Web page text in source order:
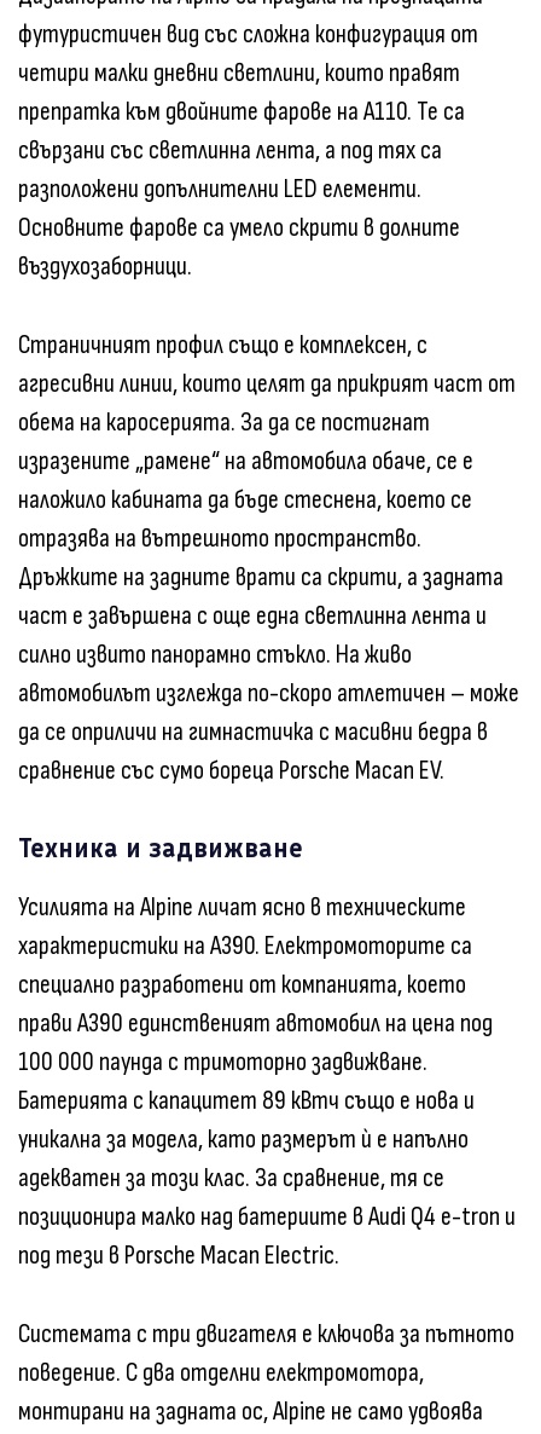
футуристичен вид със сложна конфигурация от
четири малки дневни светлини, които правят
препратка към двойните фарове на A110. Те са
свързани със светлинна лента, а под тях са
разположени допълнителни LED елементи.
Основните фарове са умело скрити в долните
въздухозаборници.
Страничният профил също е комплексен, с
агресивни линии, които целят да прикрият част от
обема на каросерията. За да се постигнат
изразените „рамене“ на автомобила обаче, се е
наложило кабината да бъде стеснена, което се
отразява на вътрешното пространство.
Дръжките на задните врати са скрити, а задната
част е завършена с още една светлинна лента и
силно извито панорамно стъкло. На живо
автомобилът изглежда по-скоро атлетичен – може
да се оприличи на гимнастичка с масивни бедра в
сравнение със сумо бореца Porsche Macan EV.
Техника и задвижване
Усилията на Alpine личат ясно в техническите
характеристики на A390. Електромоторите са
специално разработени от компанията, което
прави A390 единственият автомобил на цена под
100 000 паунда с тримоторно задвижване.
Батерията с капацитет 89 кВтч също е нова и
уникална за модела, като размерът ѝ е напълно
адекватен за този клас. За сравнение, тя се
позиционира малко над батериите в Audi Q4 e-tron и
под тези в Porsche Macan Electric.
Системата с три двигателя е ключова за пътното
поведение. С два отделни електромотора,
монтирани на задната ос, Alpine не само удвоява